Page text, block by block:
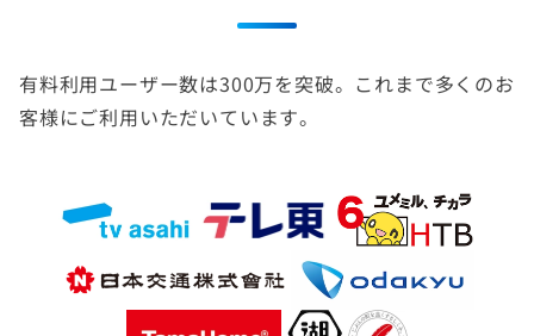
有料利用ユーザー数は300万を突破。これまで多くのお
客様にご利用いただいています。